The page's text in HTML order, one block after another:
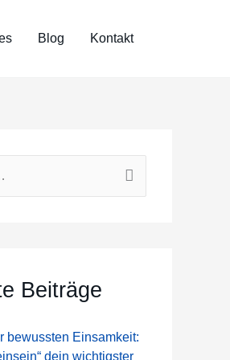
Blog Kontakt
Beiträge
bewussten Einsamkeit:
dein wichtigster